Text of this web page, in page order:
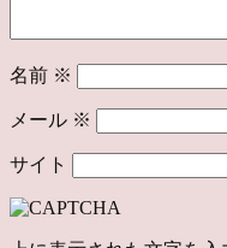
名前 ※
メール ※
サイト